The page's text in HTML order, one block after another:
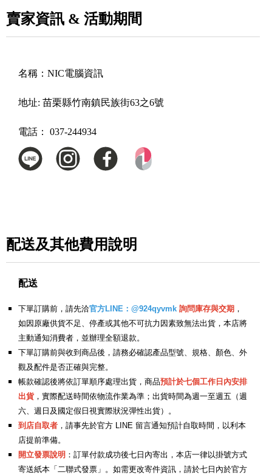
賣家資訊 & 活動期間
名稱： NIC電腦資訊
地址: 苗栗縣竹南鎮民族街63之6號
電話： 037-244934
配送及其他費用說明
配送
下單訂購前，請先洽官方LINE：@924qyvmk 詢問庫存與交期 ，
如因原廠供貨不足、停產或其他不可抗力因素致無法出貨，本店將
主動通知消費者，並辦理全額退款。
下單訂購前與收到商品後，請務必確認產品型號、規格、顏色、外
觀及配件是否正確與完整。
帳款確認後將依訂單順序處理出貨，商品預計於七個工作日內安排
出貨，實際配送時間依物流作業為準；出貨時間為週一至週五（週
六、週日及國定假日視實際狀況彈性出貨）。
到店自取者 ，請事先於官方 LINE 留言通知預計自取時間，以利本
店提前準備。
開立發票說明 ：訂單付款成功後七日內寄出，本店一律以掛號方式
寄送紙本「二聯式發票」。如需更改寄件資訊，請於七日內於官方